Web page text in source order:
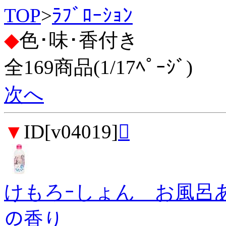
TOP>ﾗﾌﾞﾛｰｼｮﾝ
◆色･味･香付き
全169商品(1/17ﾍﾟｰｼﾞ)
次へ
▼ ID[v04019]
けもろｰしょん お風呂
の香り